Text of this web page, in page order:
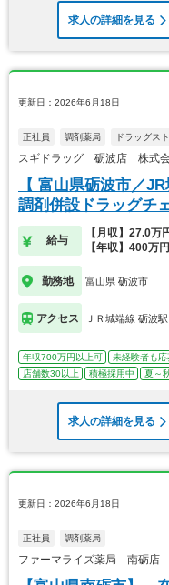
求人の詳細を見る
更新日：2026年6月18日
正社員 調剤薬局 ドラッグス
スギドラッグ 砺波店 株式会
【 富山県砺波市／
調剤併設ドラッグチ
給与
【月収】27.0万
【年収】400万
勤務地 富山県 砺波市
アクセス ＪＲ城端線 砺波駅
年収700万円以上可 未経験者も応
店舗数30以上
積極採用中 夏～
求人の詳細を見る
更新日：2026年6月18日
正社員 調剤薬局
ファーマライズ薬局 南砺店